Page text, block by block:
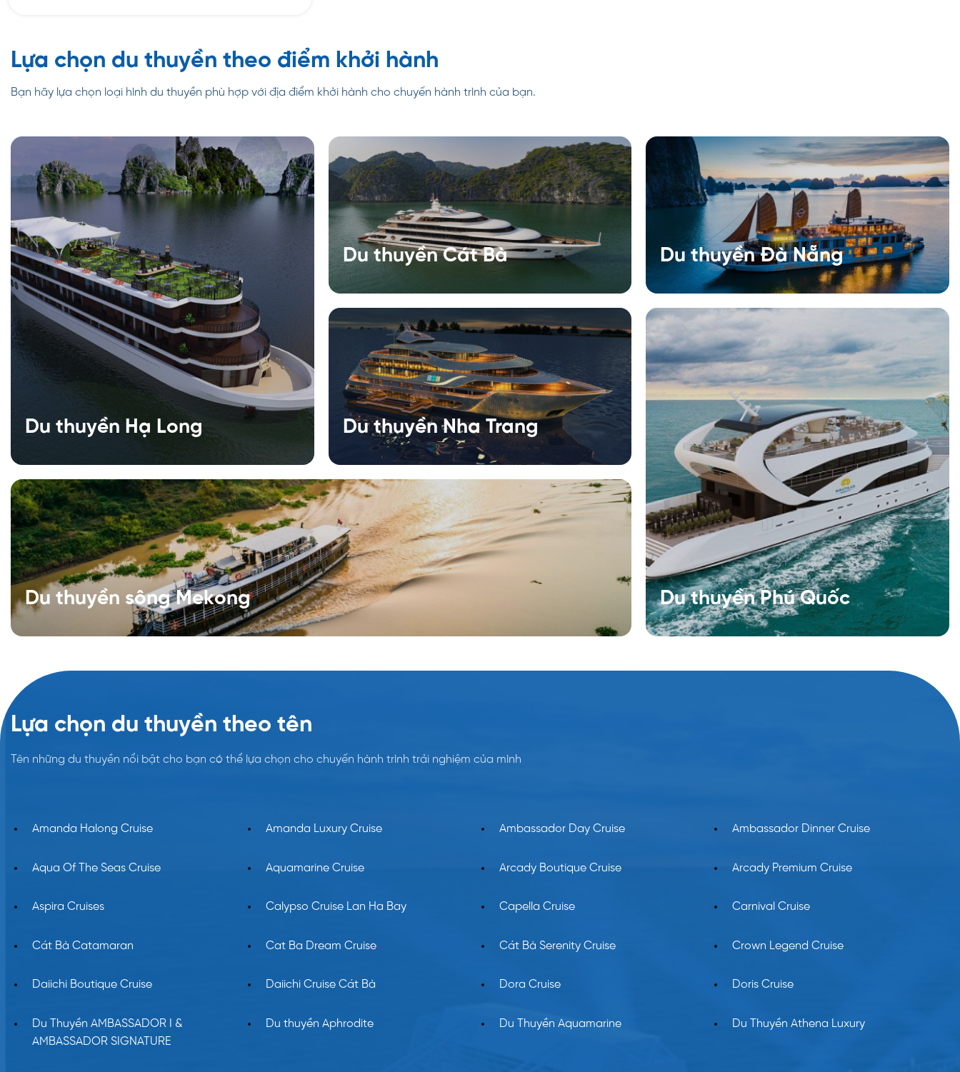
Lựa chọn du thuyền theo điểm khởi hành
Bạn hãy lựa chọn loại hình du thuyền phù hợp với địa điểm khởi hành cho chuyến hành trình của bạn.
Du thuyền Hạ Long
Du thuyền Cát Bà Du thuyền Đà Nẵng
Du thuyền Nha Trang
Du thuyền Phú Quốc
Du thuyền sông Mekong
Lựa chọn du thuyền theo tên
Tên những du thuyền nổi bật cho bạn có thể lựa chọn cho chuyến hành trình trải nghiệm của mình
Amanda Halong Cruise Amanda Luxury Cruise Ambassador Day Cruise Ambassador Dinner Cruise
Aqua Of The Seas Cruise Aquamarine Cruise Arcady Boutique Cruise Arcady Premium Cruise
Aspira Cruises Calypso Cruise Lan Ha Bay Capella Cruise Carnival Cruise
Cát Bà Catamaran Cat Ba Dream Cruise Cát Bà Serenity Cruise Crown Legend Cruise
Daiichi Boutique Cruise Daiichi Cruise Cát Bà Dora Cruise Doris Cruise
Du Thuyền AMBASSADOR I &
AMBASSADOR SIGNATURE
Du thuyền Aphrodite Du Thuyền Aquamarine Du Thuyền Athena Luxury